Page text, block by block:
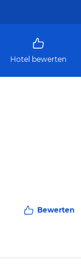
Hotel bewerten
Bewerten